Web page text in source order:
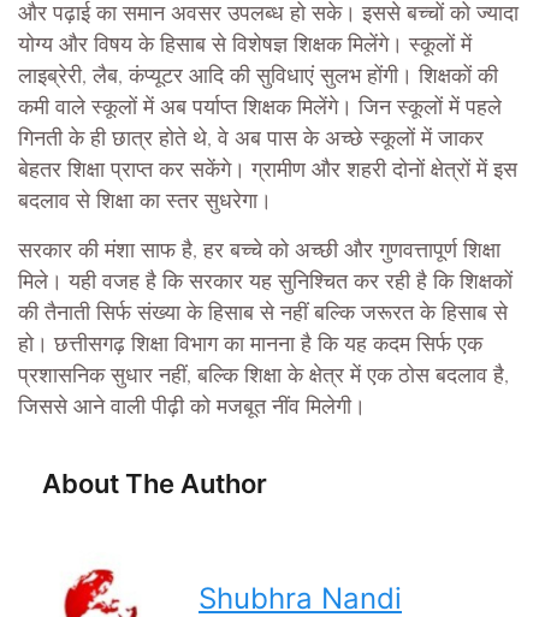
और पढ़ाई का समान अवसर उपलब्ध हो सके। इससे बच्चों को ज्यादा
योग्य और विषय के हिसाब से विशेषज्ञ शिक्षक मिलेंगे। स्कूलों में
लाइब्रेरी, लैब, कंप्यूटर आदि की सुविधाएं सुलभ होंगी। शिक्षकों की
कमी वाले स्कूलों में अब पर्याप्त शिक्षक मिलेंगे। जिन स्कूलों में पहले
गिनती के ही छात्र होते थे, वे अब पास के अच्छे स्कूलों में जाकर
बेहतर शिक्षा प्राप्त कर सकेंगे। ग्रामीण और शहरी दोनों क्षेत्रों में इस
बदलाव से शिक्षा का स्तर सुधरेगा।
सरकार की मंशा साफ है, हर बच्चे को अच्छी और गुणवत्तापूर्ण शिक्षा
मिले। यही वजह है कि सरकार यह सुनिश्चित कर रही है कि शिक्षकों
की तैनाती सिर्फ संख्या के हिसाब से नहीं बल्कि जरूरत के हिसाब से
हो। छत्तीसगढ़ शिक्षा विभाग का मानना है कि यह कदम सिर्फ एक
प्रशासनिक सुधार नहीं, बल्कि शिक्षा के क्षेत्र में एक ठोस बदलाव है,
जिससे आने वाली पीढ़ी को मजबूत नींव मिलेगी।
About The Author
Shubhra Nandi